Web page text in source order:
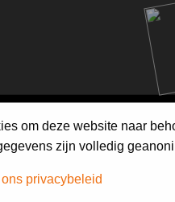
om deze website naar
zijn volledig
privacybeleid